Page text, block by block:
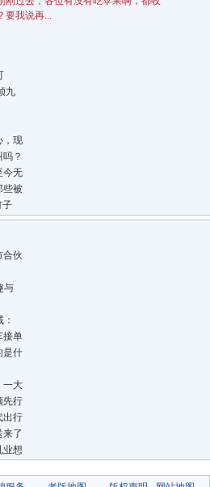
我说再...
九
，现
？
今无
些被
子
合伙
与
接单
是什
一大
先行
出行
了
想